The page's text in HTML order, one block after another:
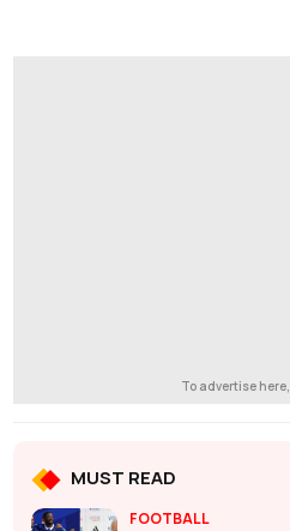
To advertise here,
MUST READ
FOOTBALL